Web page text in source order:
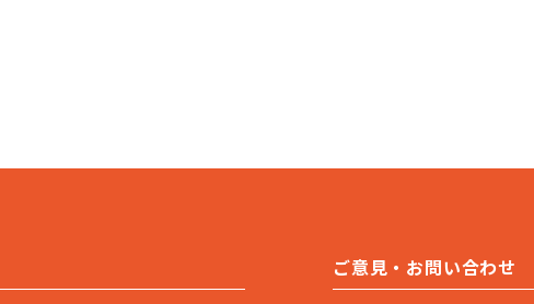
ご意見・お問い合わせ